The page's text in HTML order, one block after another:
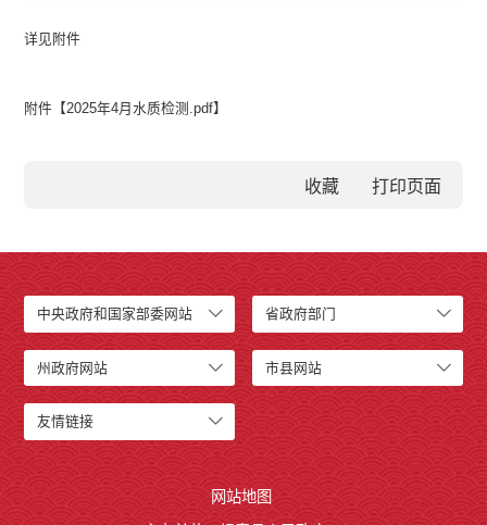
详见附件
附件【2025年4月水质检测.pdf】
收藏
中央政府和国家部委网站 省政府部门
州政府网站 市县网站
友情链接
网站地图